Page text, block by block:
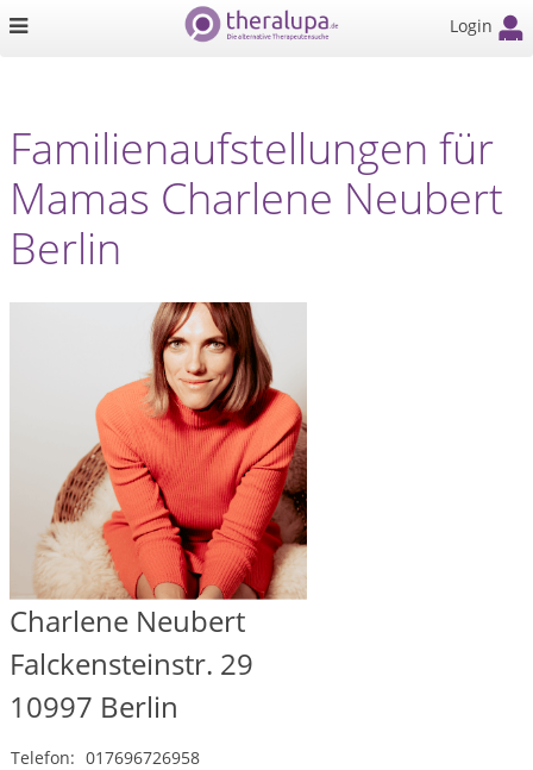
Login
Familienaufstellungen für
Mamas Charlene Neubert
Berlin
Charlene Neubert
Falckensteinstr. 29
10997 Berlin
Telefon: 017696726958